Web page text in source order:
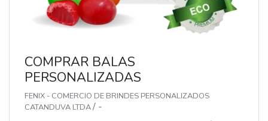
COMPRAR BALAS
PERSONALIZADAS
FENIX - COMERCIO DE BRINDES PERSONALIZADOS
CATANDUVA LTDA/ -